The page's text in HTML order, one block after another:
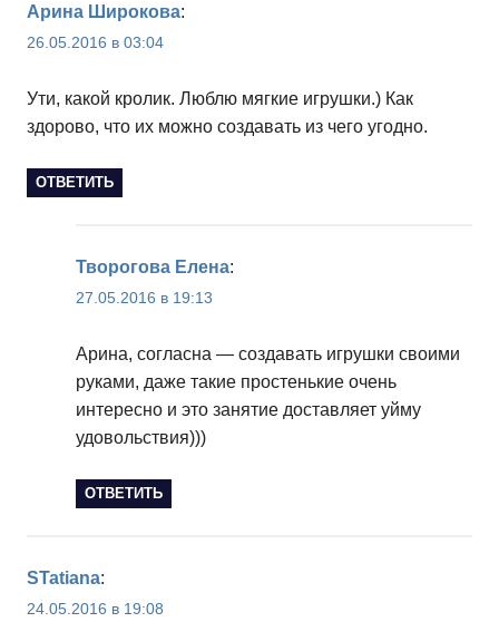
Арина Широкова:
26.05.2016 в 03:04
Ути, какой кролик. Люблю мягкие игрушки.) Как
здорово, что их можно создавать из чего угодно.
ОТВЕТИТЬ
Творогова Елена:
27.05.2016 в 19:13
Арина, согласна — создавать игрушки своими
руками, даже такие простенькие очень
интересно и это занятие доставляет уйму
удовольствия)))
ОТВЕТИТЬ
STatiana:
24.05.2016 в 19:08